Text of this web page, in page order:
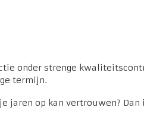
onder strenge
termijn.
jaren op kan vertrouwen? Dan